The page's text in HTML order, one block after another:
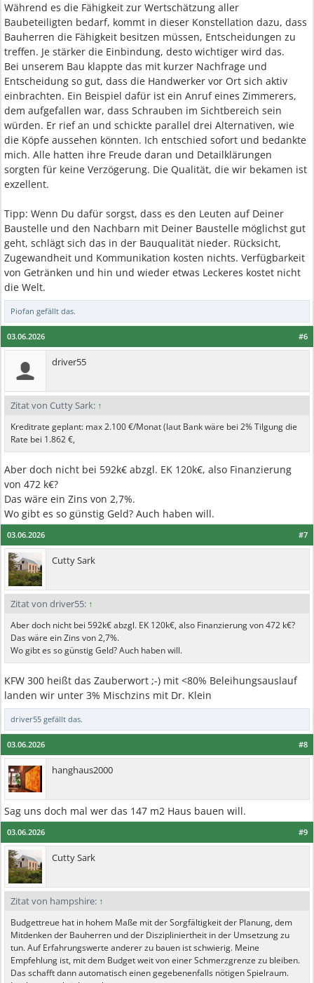
Während es die Fähigkeit zur Wertschätzung aller
Baubeteiligten bedarf, kommt in dieser Konstellation dazu, dass
Bauherren die Fähigkeit besitzen müssen, Entscheidungen zu
treffen. Je stärker die Einbindung, desto wichtiger wird das.
Bei unserem Bau klappte das mit kurzer Nachfrage und
Entscheidung so gut, dass die Handwerker vor Ort sich aktiv
einbrachten. Ein Beispiel dafür ist ein Anruf eines Zimmerers,
dem aufgefallen war, dass Schrauben im Sichtbereich sein
würden. Er rief an und schickte parallel drei Alternativen, wie
die Köpfe aussehen könnten. Ich entschied sofort und bedankte
mich. Alle hatten ihre Freude daran und Detailklärungen
sorgten für keine Verzögerung. Die Qualität, die wir bekamen ist
exzellent.
Tipp: Wenn Du dafür sorgst, dass es den Leuten auf Deiner
Baustelle und den Nachbarn mit Deiner Baustelle möglichst gut
geht, schlägt sich das in der Bauqualität nieder. Rücksicht,
Zugewandheit und Kommunikation kosten nichts. Verfügbarkeit
von Getränken und hin und wieder etwas Leckeres kostet nicht
die Welt.
Piofan gefällt das.
#6
03.06.2026
driver55
Zitat von Cutty Sark: ↑
Kreditrate geplant: max 2.100 €/Monat (laut Bank wäre bei 2% Tilgung die
Rate bei 1.862 €,
Aber doch nicht bei 592k€ abzgl. EK 120k€, also Finanzierung
von 472 k€?
Das wäre ein Zins von 2,7%.
Wo gibt es so günstig Geld? Auch haben will.
#7
03.06.2026
Cutty Sark
Zitat von driver55: ↑
Aber doch nicht bei 592k€ abzgl. EK 120k€, also Finanzierung von 472 k€?
Das wäre ein Zins von 2,7%.
Wo gibt es so günstig Geld? Auch haben will.
KFW 300 heißt das Zauberwort ;-) mit <80% Beleihungsauslauf
landen wir unter 3% Mischzins mit Dr. Klein
driver55 gefällt das.
#8
03.06.2026
hanghaus2000
Sag uns doch mal wer das 147 m2 Haus bauen will.
#9
03.06.2026
Cutty Sark
Zitat von hampshire: ↑
Budgettreue hat in hohem Maße mit der Sorgfältigkeit der Planung, dem
Mitdenken der Bauherren und der Diszipliniertheit in der Umsetzung zu
tun. Auf Erfahrungswerte anderer zu bauen ist schwierig. Meine
Empfehlung ist, mit dem Budget weit von einer Schmerzgrenze zu bleiben.
Das schafft dann automatisch einen gegebenenfalls nötigen Spielraum.